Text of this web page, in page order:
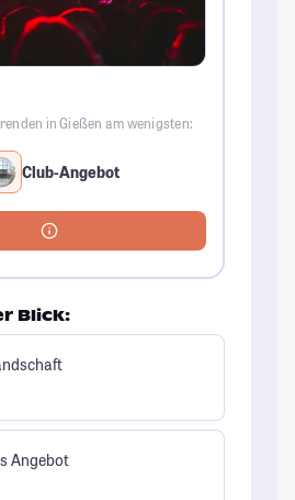
in Gießen am wenigsten:
Club-Angebot
Blick:
Angebot